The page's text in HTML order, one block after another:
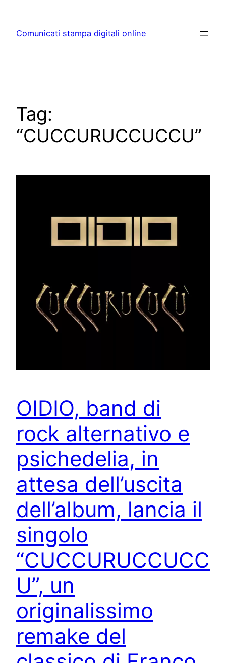
content
Comunicati stampa digitali online
Tag:
“CUCCURUCCUCCU”
OIDIO, band di
rock alternativo e
psichedelia, in
attesa dell’uscita
dell’album, lancia il
singolo
“CUCCURUCCUCC
U”, un
originalissimo
remake del